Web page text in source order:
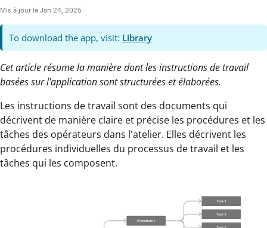
Mis à jour le Jan 24, 2025
To download the app, visit: Library
Cet article résume la manière dont les instructions de travail
basées sur l'application sont structurées et élaborées.
Les instructions de travail sont des documents qui
décrivent de manière claire et précise les procédures et les
tâches des opérateurs dans l'atelier. Elles décrivent les
procédures individuelles du processus de travail et les
tâches qui les composent.